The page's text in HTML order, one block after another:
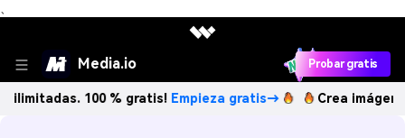
、
Media.io Probar gratis
100 % gratis! Empieza gratis→ Crea imágenes IA